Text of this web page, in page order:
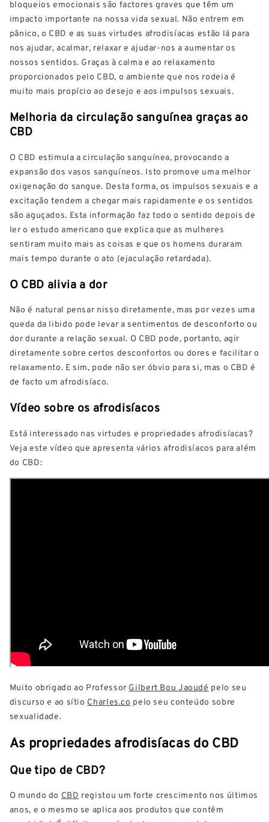
bloqueios emocionais são factores graves que têm um
impacto importante na nossa vida sexual. Não entrem em
pânico, o CBD e as suas virtudes afrodisíacas estão lá para
nos ajudar, acalmar, relaxar e ajudar-nos a aumentar os
nossos sentidos. Graças à calma e ao relaxamento
proporcionados pelo CBD, o ambiente que nos rodeia é
muito mais propício ao desejo e aos impulsos sexuais.
Melhoria da circulação sanguínea graças ao
CBD
O CBD estimula a circulação sanguínea, provocando a
expansão dos vasos sanguíneos. Isto promove uma melhor
oxigenação do sangue. Desta forma, os impulsos sexuais e a
excitação tendem a chegar mais rapidamente e os sentidos
são aguçados. Esta informação faz todo o sentido depois de
ler o estudo americano que explica que as mulheres
sentiram muito mais as coisas e que os homens duraram
mais tempo durante o ato (ejaculação retardada).
O CBD alivia a dor
Não é natural pensar nisso diretamente, mas por vezes uma
queda da libido pode levar a sentimentos de desconforto ou
dor durante a relação sexual. O CBD pode, portanto, agir
diretamente sobre certos desconfortos ou dores e facilitar o
relaxamento. E sim, pode não ser óbvio para si, mas o CBD é
de facto um afrodisíaco.
Vídeo sobre os afrodisíacos
Está interessado nas virtudes e propriedades afrodisíacas?
Veja este vídeo que apresenta vários afrodisíacos para além
do CBD:
Muito obrigado ao Professor Gilbert Bou Jaoudé pelo seu
discurso e ao sítio Charles.co pelo seu conteúdo sobre
sexualidade.
As propriedades afrodisíacas do CBD
Que tipo de CBD?
O mundo do CBD registou um forte crescimento nos últimos
anos, e o mesmo se aplica aos produtos que contêm